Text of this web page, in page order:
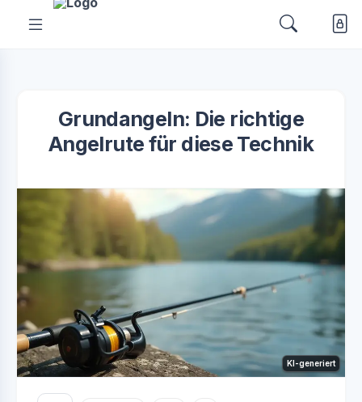
Grundangeln: Die richtige
Angelrute für diese Technik
KI-generiert